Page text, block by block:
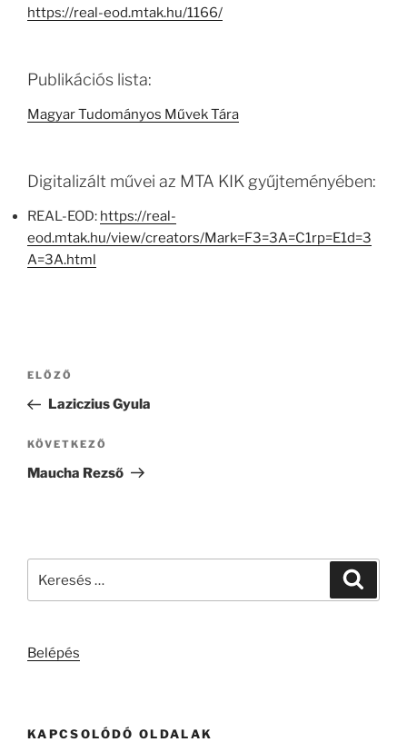
https://real-eod.mtak.hu/1166/
Publikációs lista:
Magyar Tudományos Művek Tára
Digitalizált művei az MTA KIK gyűjteményében:
REAL-EOD: https://real-
eod.mtak.hu/view/creators/Mark=F3=3A=C1rp=E1d=3
A=3A.html
Bejegyzés
Korábbi
bejegyzés
ELŐZŐ
Laziczius Gyula
Következő
bejegyzés
KÖVETKEZŐ
Maucha Rezső
Belépés
KAPCSOLÓDÓ OLDALAK